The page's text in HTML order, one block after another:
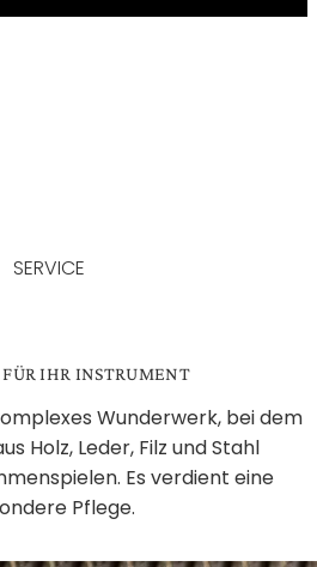
SERVICE
FÜR IHR INSTRUMENT
Wunderwerk, bei dem
Holz, Leder, Filz und Stahl
Es verdient eine
Pflege.